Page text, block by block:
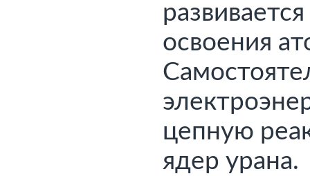
освоения
цепную
ядер урана.